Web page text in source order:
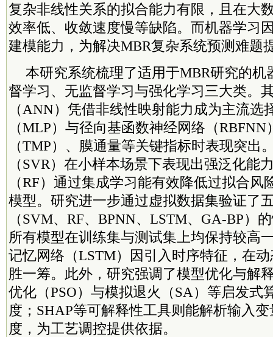
复杂非线性关系的拟合能力有限，且在大
效率低、收敛速度慢等缺陷。而机器学习
建模能力，为解决MBR复杂系统预测难题
本研究系统梳理了适用于MBR研究的机
督学习、无监督学习与强化学习三大类。
（ANN）凭借非线性映射能力成为主流选
（MLP）与径向基函数神经网络（
（TMP）、膜通量等关键指标时表现突出
（SVR）在小样本场景下表现出强泛化能
（RF）通过集成学习能有效降低过拟合风
模型。研究进一步通过虚拟数据集验证了
（SVM、RF、BPNN、LSTM、GA-BP）
所有模型在训练集与测试集上均保持较高
记忆网络（LSTM）因引入时序特征，在
胜一筹。此外，研究强调了模型优化与解
优化（PSO）与模拟退火（SA）等启发式
度；SHAP等可解释性工具则能解析输入
度，为工艺调控提供依据。